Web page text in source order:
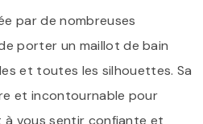
par de nombreuses
porter un maillot de bain
et toutes les silhouettes. Sa
et incontournable pour
à vous sentir confiante et